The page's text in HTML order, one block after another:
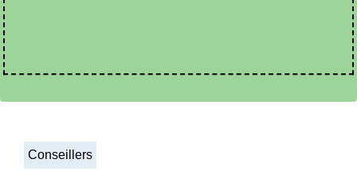
Conseillers